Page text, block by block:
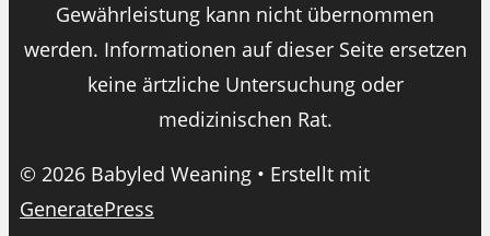
Gewährleistung kann nicht übernommen
werden. Informationen auf dieser Seite ersetzen
keine ärtzliche Untersuchung oder
medizinischen Rat.
© 2026 Babyled Weaning • Erstellt mit
GeneratePress